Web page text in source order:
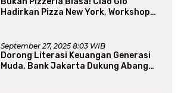
Hadirkan Pizza New York, Workshop
September 27, 2025 8:03 WIB
Dorong Literasi Keuangan Generasi
Muda, Bank Jakarta Dukung Abang